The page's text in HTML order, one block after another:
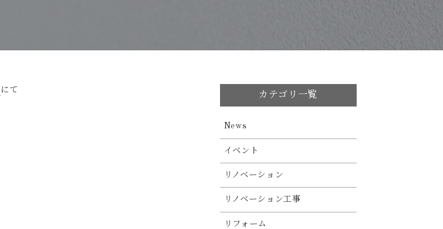
にて
カテゴリ一覧
News
イベント
リノベーション
リノベーション工事
リフォーム